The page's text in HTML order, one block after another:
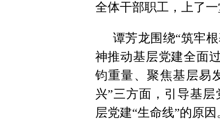
全体干部职工，上了
谭芳龙围绕“筑牢
神推动基层党建全面
钧重量、聚焦基层易
兴”三方面，引导基
层党建“生命线”的原